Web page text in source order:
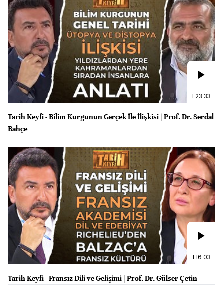
1:23:33
Tarih Keyfi - Bilim Kurgunun Gerçek İle İlişkisi | Prof. Dr. Serdal
Bahçe
1:16:03
Tarih Keyfi - Fransız Dili ve Gelişimi | Prof. Dr. Gülser Çetin